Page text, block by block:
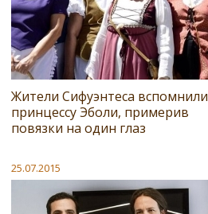
Жители Сифуэнтеса вспомнили
принцессу Эболи, примерив
повязки на один глаз
25.07.2015